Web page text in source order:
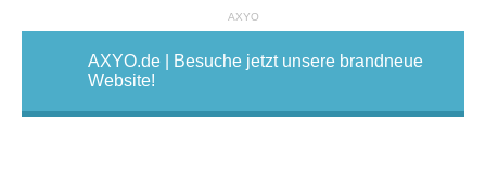
AXYO
AXYO.de | Besuche jetzt unsere brandneue
Website!